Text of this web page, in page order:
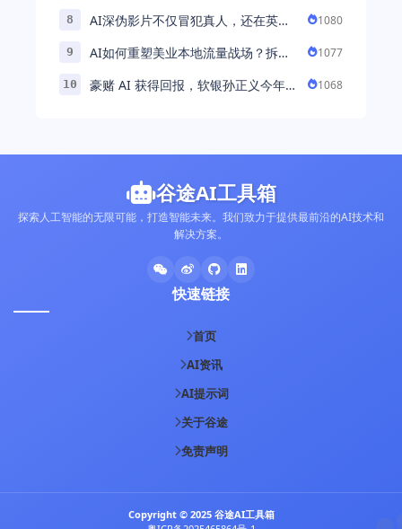
8
AI深伪影片不仅冒犯真人，还在英国
1080
9
AI如何重塑美业本地流量战场？拆
1077
10
豪赌 AI 获得回报，软银孙正义今年财
1068
谷途AI工具箱
探索人工智能的无限可能，打造智能未来。我们致力于提供最前沿的AI技术和
解决方案。
快速链接
首页
AI资讯
AI提示词
关于谷途
免责声明
Copyright © 2025 谷途AI工具箱